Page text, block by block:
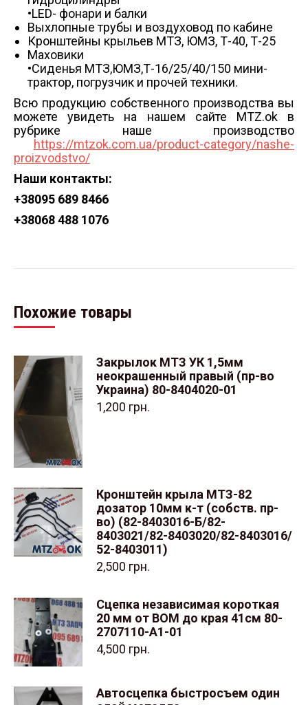
•LED- фонари и балки
Выхлопные трубы и воздуховод по кабине
Кронштейны крыльев МТЗ, ЮМЗ, Т-40, Т-25
Маховики
•Сиденья МТЗ,ЮМЗ,Т-16/25/40/150 мини-
трактор, погрузчик и прочей техники.
Всю продукцию собственного производства вы
можете увидеть на нашем сайте MTZ.ok в
рубрике наше производство
https://mtzok.com.ua/product-category/nashe-
proizvodstvo/
Наши контакты:
+38095 689 8466
+38068 488 1076
Похожие товары
Закрылок МТЗ УК 1,5мм
неокрашенный правый (пр-во
Украина) 80-8404020-01
1,200 грн.
Кронштейн крыла МТЗ-82
дозатор 10мм к-т (собств. пр-
во) (82-8403016-Б/82-
8403021/82-8403020/82-8403016/
52-8403011)
2,500 грн.
Сцепка независимая короткая
20 мм от ВОМ до края 41см 80-
2707110-А1-01
4,500 грн.
Автосцепка быстросъем один